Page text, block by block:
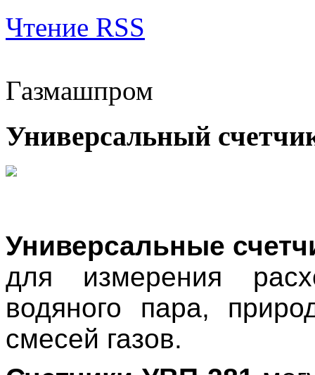
Чтение RSS
Газмашпром
Универсальный
Универсальные
для измерения
водяного пара,
смесей газов.